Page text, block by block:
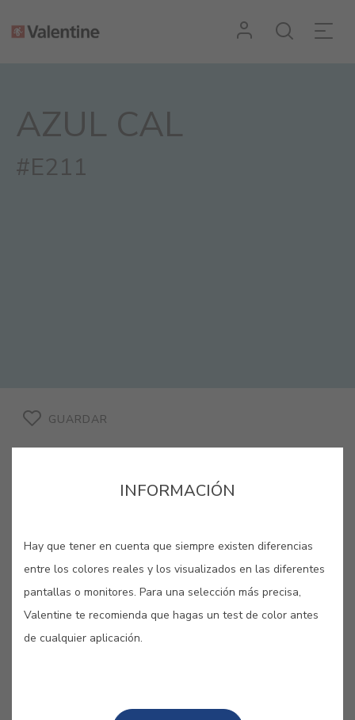
AZUL CAL
#E211
GUARDAR
AZUL CAL #E211
Con la blancura de la cal natural
asociada a un toque suave de azul
este color transmite tradición y
INFORMACIÓN
Hay que tener en cuenta que siempre existen diferencias
entre los colores reales y los visualizados en las diferentes
pantallas o monitores. Para una selección más precisa,
Valentine te recomienda que hagas un test de color antes
de cualquier aplicación.